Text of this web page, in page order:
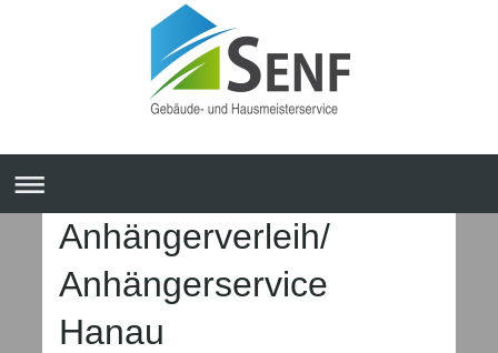
Anhängerverleih/
Anhängerservice
Hanau